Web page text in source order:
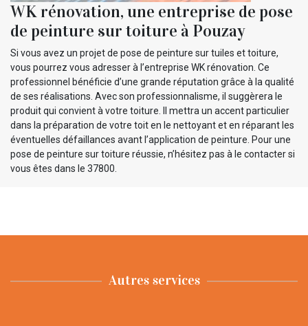
WK rénovation, une entreprise de pose
de peinture sur toiture à Pouzay
Si vous avez un projet de pose de peinture sur tuiles et toiture,
vous pourrez vous adresser à l’entreprise WK rénovation. Ce
professionnel bénéficie d’une grande réputation grâce à la qualité
de ses réalisations. Avec son professionnalisme, il suggèrera le
produit qui convient à votre toiture. Il mettra un accent particulier
dans la préparation de votre toit en le nettoyant et en réparant les
éventuelles défaillances avant l’application de peinture. Pour une
pose de peinture sur toiture réussie, n’hésitez pas à le contacter si
vous êtes dans le 37800.
Autres services